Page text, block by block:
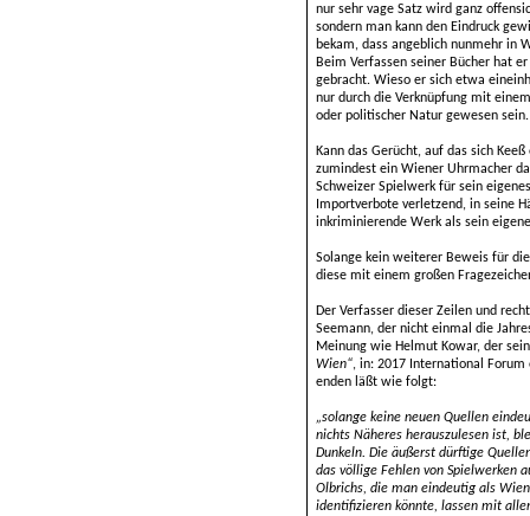
nur sehr vage Satz wird ganz
sondern man kann den Eindruck
bekam, dass angeblich nunmehr in
Beim Verfassen seiner Bücher hat
gebracht. Wieso er sich etwa
nur durch die Verknüpfung mit
oder politischer Natur gewesen sein.
Kann das Gerücht, auf das sich
zumindest ein Wiener Uhrmacher
Schweizer Spielwerk für sein
Importverbote verletzend, in seine
inkriminierende Werk als sein
Solange kein weiterer Beweis für
diese mit einem großen
Der Verfasser dieser Zeilen und
Seemann, der nicht einmal die
Meinung wie Helmut Kowar, der
Wien“, in: 2017 International Forum
enden läßt wie folgt:
„solange keine neuen Quellen
nichts Näheres herauszulesen ist,
Dunkeln. Die äußerst dürftige
das völlige Fehlen von Spielwerken
Olbrichs, die man eindeutig als
identifizieren könnte, lassen mit